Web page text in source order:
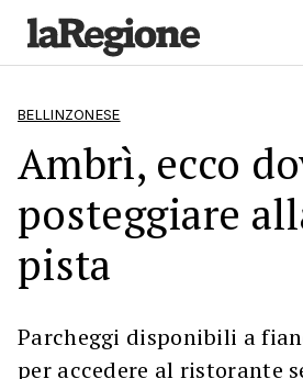
BELLINZONESE
Ambrì, ecco
posteggiare
pista
Parcheggi disponibili a
per accedere al ristorante